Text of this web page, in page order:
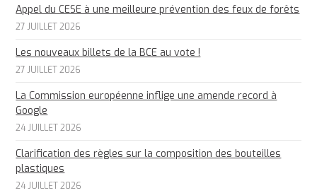
Appel du CESE à une meilleure prévention des feux de forêts
27 JUILLET 2026
Les nouveaux billets de la BCE au vote !
27 JUILLET 2026
La Commission européenne inflige une amende record à
Google
24 JUILLET 2026
Clarification des règles sur la composition des bouteilles
plastiques
24 JUILLET 2026